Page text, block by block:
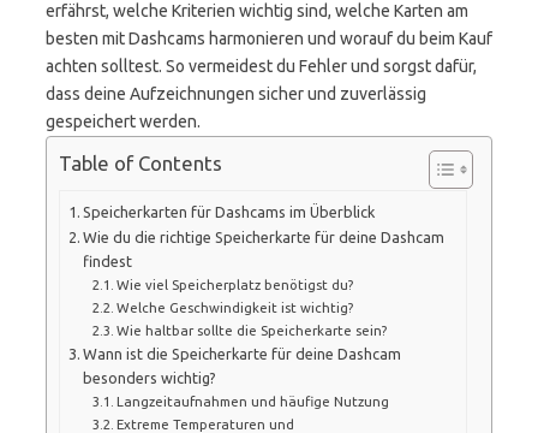
erfährst, welche Kriterien wichtig sind, welche Karten am
besten mit Dashcams harmonieren und worauf du beim Kauf
achten solltest. So vermeidest du Fehler und sorgst dafür,
dass deine Aufzeichnungen sicher und zuverlässig
gespeichert werden.
Table of Contents
Speicherkarten für Dashcams im Überblick
Wie du die richtige Speicherkarte für deine Dashcam
findest
Wie viel Speicherplatz benötigst du?
Welche Geschwindigkeit ist wichtig?
Wie haltbar sollte die Speicherkarte sein?
Wann ist die Speicherkarte für deine Dashcam
besonders wichtig?
Langzeitaufnahmen und häufige Nutzung
Extreme Temperaturen und